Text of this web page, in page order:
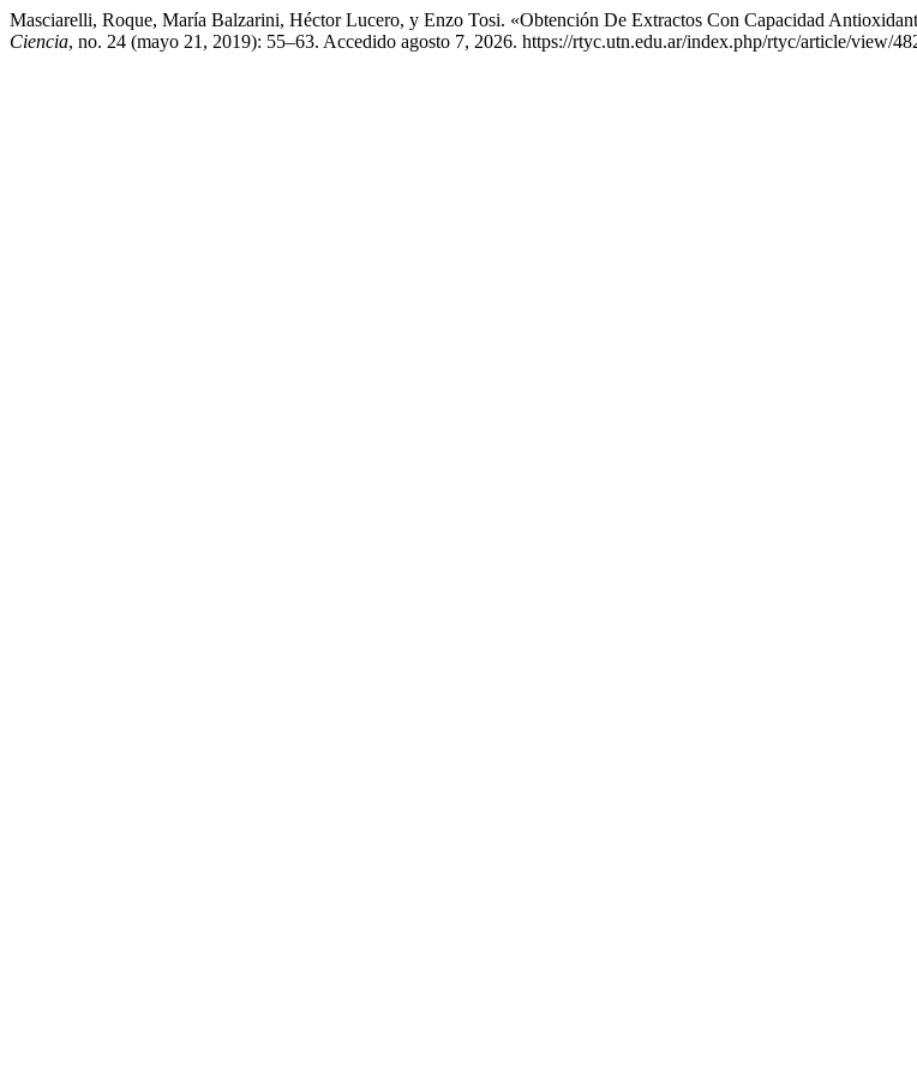
Masciarelli, Roque, María Balzarini, Héctor Lucero, y Enzo Tosi. «Obtención De Extractos Con Capacidad
Ciencia, no. 24 (mayo 21, 2019): 55–63. Accedido agosto 7, 2026. https://rtyc.utn.edu.ar/index.php/rtyc/article/view/